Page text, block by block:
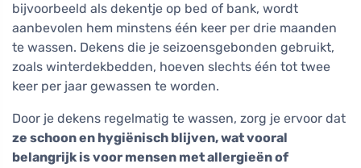
bijvoorbeeld als dekentje op bed of bank, wordt
aanbevolen hem minstens één keer per drie maanden
te wassen. Dekens die je seizoensgebonden gebruikt,
zoals winterdekbedden, hoeven slechts één tot twee
keer per jaar gewassen te worden.
Door je dekens regelmatig te wassen, zorg je ervoor dat
ze schoon en hygiënisch blijven, wat vooral
belangrijk is voor mensen met allergieën of